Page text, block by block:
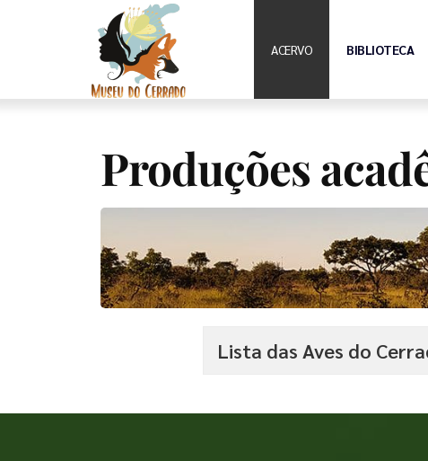
ACERVO BIBLIOTECA
Produções
Lista das Aves do